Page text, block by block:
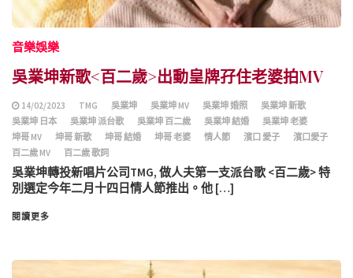
音樂娛樂
吳業坤新歌<百二歲>出動皇牌孖住老婆拍MV
14/02/2023 TMG 吳業坤 吳業坤 MV 吳業坤 婚照
吳業坤 新歌
吳業坤 日本
吳業坤 派台歌 吳業坤 百二歲 吳業坤 結婚
吳業坤 老婆
坤哥 MV
坤哥 新歌 坤哥 結婚 坤哥 老婆 情人節 濱口 愛子
濱口愛子
百二歲 MV
百二歲 歌詞
吳業坤轉投新唱片公司TMG, 做人夫第一支派台歌 <百二歲> 特
別選定今年二月十四日情人節推出。他 […]
閱讀更多